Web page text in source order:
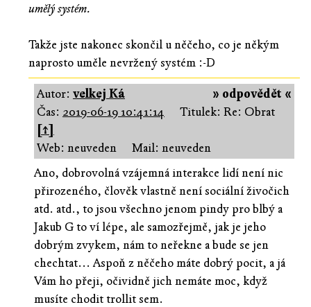
umělý systém.
Takže jste nakonec skončil u něčeho, co je někým
naprosto uměle nevržený systém :-D
» odpovědět «
Autor: velkej Ká
Čas: 2019-06-19 10:41:14
Titulek: Re: Obrat
[↑]
Web: neuveden
Mail: neuveden
Ano, dobrovolná vzájemná interakce lidí není nic
přirozeného, člověk vlastně není sociální živočich
atd. atd., to jsou všechno jenom pindy pro blbý a
Jakub G to ví lépe, ale samozřejmě, jak je jeho
dobrým zvykem, nám to neřekne a bude se jen
chechtat... Aspoň z něčeho máte dobrý pocit, a já
Vám ho přeji, očividně jich nemáte moc, když
musíte chodit trollit sem.